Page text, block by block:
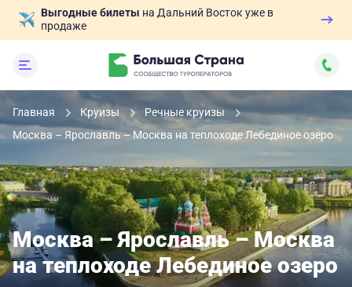
Выгодные билеты на Дальний Восток уже в
продаже
Главная Круизы
Речные круизы
Москва – Ярославль – Москва на теплоходе Лебединое озеро
Москва – Ярославль – Москва
на теплоходе Лебединое озеро